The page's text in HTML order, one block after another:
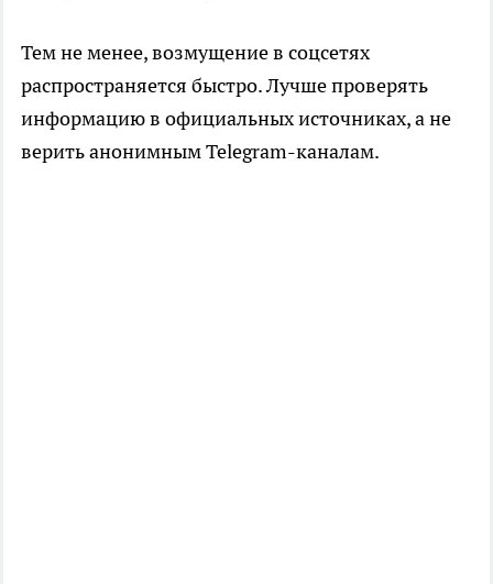
Тем не менее, возмущение в соцсетях
распространяется быстро. Лучше проверять
информацию в официальных источниках, а не
верить анонимным Telegram-каналам.